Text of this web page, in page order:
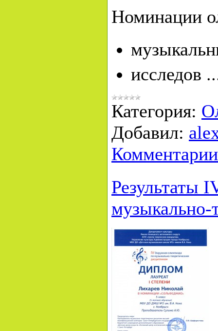
Номинации
исследов
Категория:
Добавил:
Результаты
музыкально-